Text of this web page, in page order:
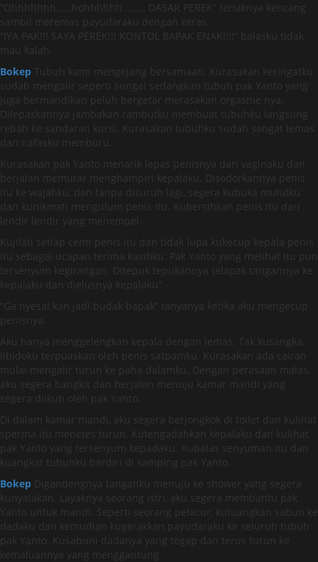
“Ohhhhhhh……hohhhhhh……… DASAR PEREK” teriaknya kencang
sambil meremas payudaraku dengan keras.
“IYA PAK!!! SAYA PEREK!!! KONTOL BAPAK ENAK!!!!” balasku tidak
mau kalah.
Bokep Tubuh kami mengejang bersamaan. Kurasakan keringatku
sudah mengalir seperti sungai sedangkan tubuh pak Yanto yang
juga bermandikan peluh bergetar merasakan orgasme nya.
Dilepaskannya jambakan rambutku membuat tubuhku langsung
rebah ke sandaran kursi. Kurasakan tubuhku sudah sangat lemas
dan nafasku memburu.
Kurasakan pak Yanto menarik lepas penisnya dari vaginaku dan
berjalan memutar menghampiri kepalaku. Disodorkannya penis
itu ke wajahku, dan tanpa disuruh lagi, segera kubuka mulutku
dan kunikmati mengulum penis itu. Kubersihkan penis itu dari
lendir lendir yang menempel.
Kujilati setiap centi penis itu dan tidak lupa kukecup kepala penis
itu sebagai ucapan terima kasihku. Pak Yanto yang melihat itu pun
tersenyum kegirangan. Ditepuk tepukannya telapak tangannya ke
kepalaku dan dielusnya kepalaku”
“Ga nyesal kan jadi budak bapak” tanyanya ketika aku mengecup
penisnya.
Aku hanya menggelengkan kepala dengan lemas. Tak kusangka,
libidoku terpuaskan oleh penis satpamku. Kurasakan ada cairan
mulai mengalir turun ke paha dalamku. Dengan perasaan malas,
aku segera bangkit dan berjalan menuju kamar mandi yang
segera diikuti oleh pak Yanto.
Di dalam kamar mandi, aku segera berjongkok di toilet dan kulihat
sperma itu menetes turun. Kutengadahkan kepalaku dan kulihat
pak Yanto yang tersenyum kepadaku. Kubalas senyuman itu dan
kuangkat tubuhku berdiri di samping pak Yanto.
Bokep Digandengnya tanganku menuju ke shower yang segera
kunyalakan. Layaknya seorang istri, aku segera membantu pak
Yanto untuk mandi. Seperti seorang pelacur, kutuangkan sabun ke
dadaku dan kemudian kugerakkan payudaraku ke seluruh tubuh
pak Yanto. Kusabuni dadanya yang tegap dan terus turun ke
kemaluannya yang menggantung.